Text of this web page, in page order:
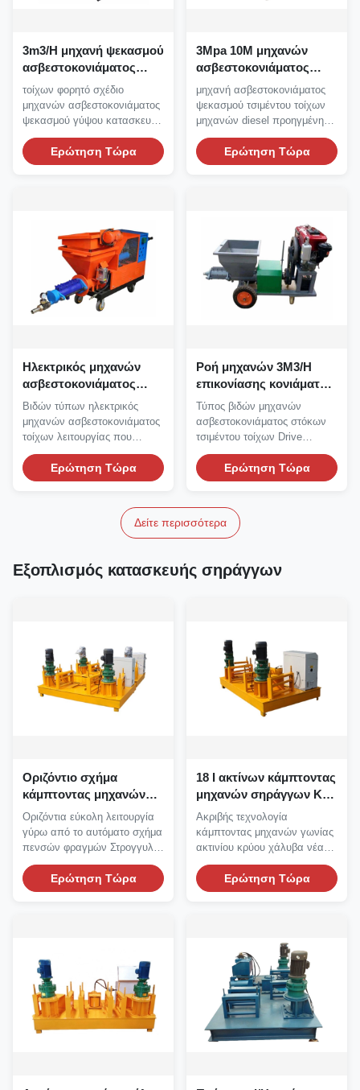
3m3/H μηχανή ψεκασμού
ασβεστοκονιάματος
τσιμέντου CE μηχανών
ασβεστοκονιάματος
ψεκασμού γύψου
τοίχων φορητό σχέδιο
μηχανών ασβεστοκονιάματος
ψεκασμού γύψου κατασκευής
περιβαλλοντικό Μηχανή...
Ερώτηση Τώρα
3Mpa 10M μηχανών
ασβεστοκονιάματος
ψεκασμού τσιμέντου
τοίχων diesel ύψος
μηχανή ασβεστοκονιάματος
ψεκασμού τσιμέντου τοίχων
μηχανών diesel προηγμένης
τεχνολογίας συμπαγής...
Ερώτηση Τώρα
Ηλεκτρικός μηχανών
ασβεστοκονιάματος
ψεκασμού τσιμέντου
κονιάματος τοίχων
βιδών Drive
Βιδών τύπων ηλεκτρικός
μηχανών ασβεστοκονιάματος
τοίχων λειτουργίας που
οδηγείται ομαλός Μηχανή...
Ερώτηση Τώρα
Ροή μηχανών 3M3/H
επικονίασης κονιάματος
μηχανών
ασβεστοκονιάματος
στόκων diesel
Τύπος βιδών μηχανών
ασβεστοκονιάματος στόκων
τσιμέντου τοίχων Drive
μηχανών diesel Μηχανή...
Ερώτηση Τώρα
Δείτε περισσότερα
Εξοπλισμός κατασκευής σηράγγων
Οριζόντιο σχήμα
κάμπτοντας μηχανών
ακτίνων πενσών Χ
σωλήνων αυτόματο
Οριζόντια εύκολη λειτουργία
γύρω από το αυτόματο σχήμα
πενσών φραγμών Στρογγυλή
πένσα φραγμών...
Ερώτηση Τώρα
18 Ι ακτίνων κάμπτοντας
μηχανών σηράγγων KW
εξοπλισμού κατασκευής
Ακριβής τεχνολογία
κάμπτοντας μηχανών γωνίας
ακτινίου κρύου χάλυβα νέα
Κάμπτοντας μηχανή γωνίας...
Ερώτηση Τώρα